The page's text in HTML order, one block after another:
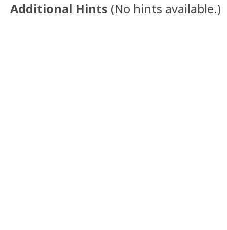
Additional Hints (No hints available.)